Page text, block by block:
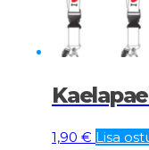
1,90 € Lisa